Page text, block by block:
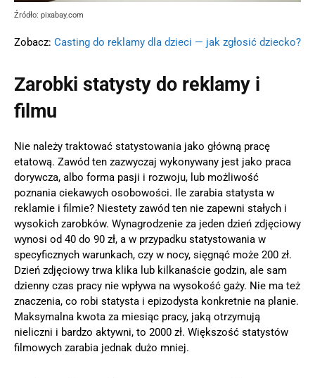
Źródło: pixabay.com
Zobacz: Casting do reklamy dla dzieci — jak zgłosić dziecko?
Zarobki statysty do reklamy i
filmu
Nie należy traktować statystowania jako główną pracę
etatową. Zawód ten zazwyczaj wykonywany jest jako praca
dorywcza, albo forma pasji i rozwoju, lub możliwość
poznania ciekawych osobowości. Ile zarabia statysta w
reklamie i filmie? Niestety zawód ten nie zapewni stałych i
wysokich zarobków. Wynagrodzenie za jeden dzień zdjęciowy
wynosi od 40 do 90 zł, a w przypadku statystowania w
specyficznych warunkach, czy w nocy, sięgnąć może 200 zł.
Dzień zdjęciowy trwa klika lub kilkanaście godzin, ale sam
dzienny czas pracy nie wpływa na wysokość gaży. Nie ma też
znaczenia, co robi statysta i epizodysta konkretnie na planie.
Maksymalna kwota za miesiąc pracy, jaką otrzymują
nieliczni i bardzo aktywni, to 2000 zł. Większość statystów
filmowych zarabia jednak dużo mniej.